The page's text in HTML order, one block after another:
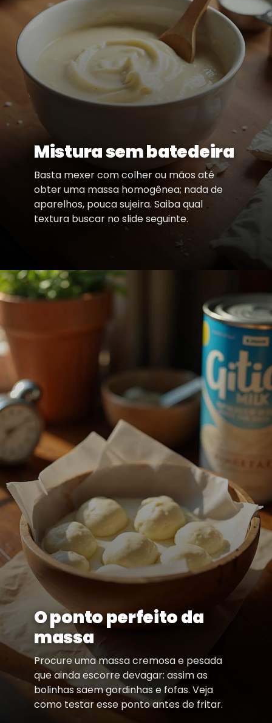
Mistura sem batedeira
Basta mexer com colher ou mãos até
obter uma massa homogênea; nada de
aparelhos, pouca sujeira. Saiba qual
textura buscar no slide seguinte.
O ponto perfeito da
massa
Procure uma massa cremosa e pesada
que ainda escorre devagar: assim as
bolinhas saem gordinhas e fofas. Veja
como testar esse ponto antes de fritar.